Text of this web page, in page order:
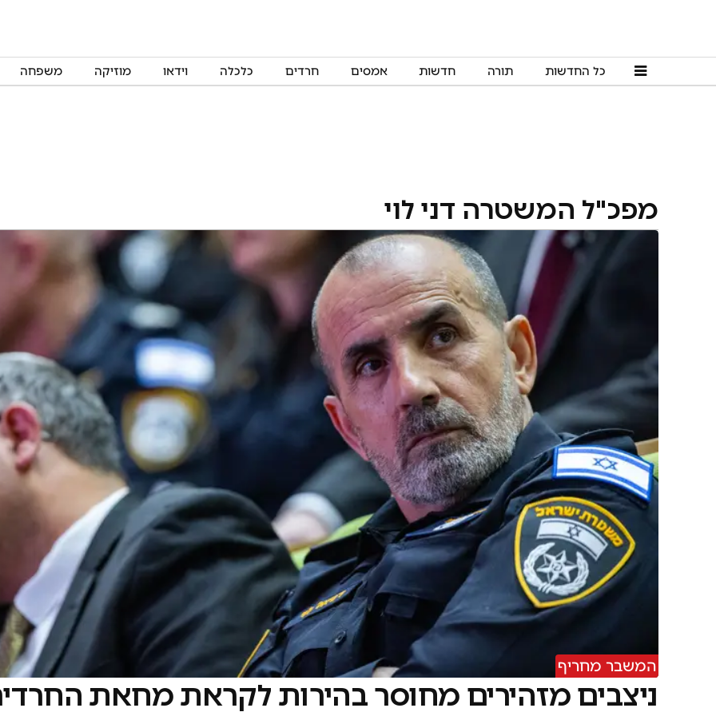
כל החדשות תורה חדשות אמסים חרדים כלכלה וידאו מוזיקה משפחה
מפכ"ל המשטרה דני לוי
המשבר מחריף
ניצבים מזהירים מחוסר בהירות לקראת מחאת